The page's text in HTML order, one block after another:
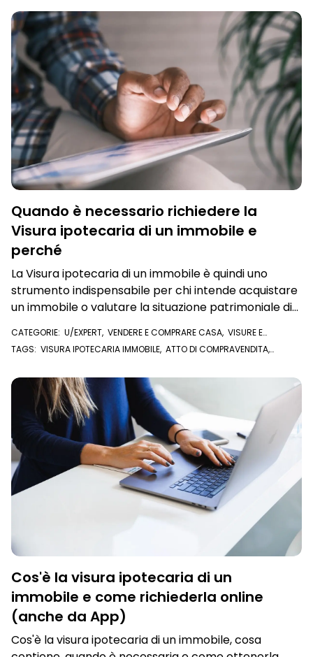
Quando è necessario richiedere la
Visura ipotecaria di un immobile e
perché
La Visura ipotecaria di un immobile è quindi uno
strumento indispensabile per chi intende acquistare
un immobile o valutare la situazione patrimoniale di
un soggetto legato a quell’immobile. Vediamo
quando è necessario richiederla e perché
CATEGORIE: U/EXPERT, VENDERE E COMPRARE CASA, VISURE E
DOCUMENTI ONLINE,VISURA IPOTECARIA
TAGS: VISURA IPOTECARIA IMMOBILE, ATTO DI COMPRAVENDITA,
Cos'è la visura ipotecaria di un
immobile e come richiederla online
(anche da App)
Cos'è la visura ipotecaria di un immobile, cosa